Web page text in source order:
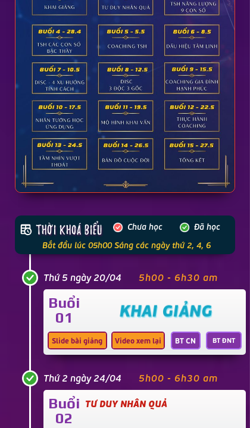
thời khoá biểu Chưa học
Đã học
Bắt đầu lúc 05h00 Sáng các ngày thứ 2, 4, 6
Buổi
02
TƯ DUY NHÂN QUẢ
Thứ 2 ngày 24/04 5h00 - 6h30 am
Buổi
01
Thứ 5 ngày 20/04 5h00 - 6h30 am
BT CN
Slide bài giảng Video xem lại BT ĐNT
KHAI GIẢNG